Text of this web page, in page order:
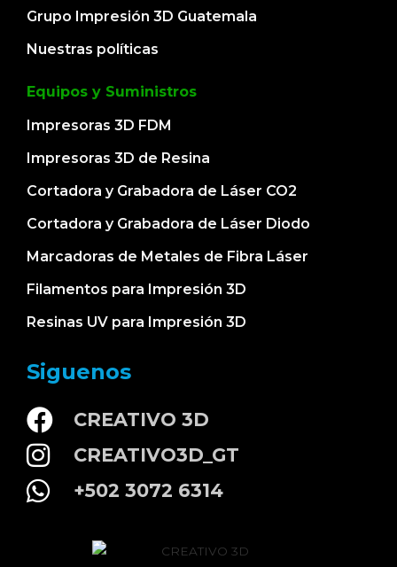
Grupo Impresión 3D Guatemala
Nuestras políticas
Equipos y Suministros
Impresoras 3D FDM
Impresoras 3D de Resina
Cortadora y Grabadora de Láser CO2
Cortadora y Grabadora de Láser Diodo
Marcadoras de Metales de Fibra Láser
Filamentos para Impresión 3D
Resinas UV para Impresión 3D
Siguenos
CREATIVO 3D
CREATIVO3D_GT
+502 3072 6314